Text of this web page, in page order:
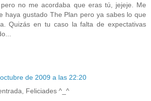
no me acordaba que eras tú, jejeje. Me
haya gustado The Plan pero ya sabes lo que
Quizás en tu caso la falta de expectativas
de 2009 a las 22:20
Feliciades ^_^